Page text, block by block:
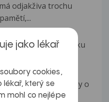
odjakživa trochu
břemen
porušenou statiku
3 ovoidní uzcliny o
znamená
jako lékař
cookies,
který se
mohl co nejlépe